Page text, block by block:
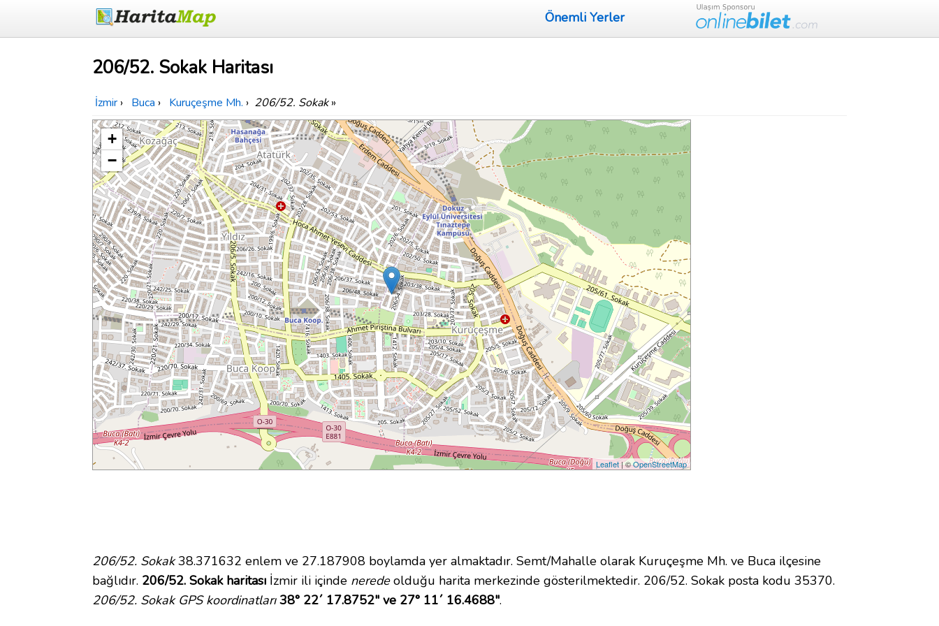
Önemli Yerler
206/52. Sokak Haritası
İzmir › Buca › Kuruçeşme Mh. › 206/52. Sokak»
+
−
Leaflet| ©OpenStreetMap
206/52. Sokak38.371632 enlem ve 27.187908 boylamda yer almaktadır. Semt/Mahalle olarak Kuruçeşme Mh. ve Buca ilçesine
bağlıdır. 206/52. Sokak haritası İzmir ili içinde neredeolduğu harita merkezinde gösterilmektedir. 206/52. Sokak posta kodu 35370.
206/52. Sokak GPS koordinatları 38° 22´ 17.8752" ve 27° 11´ 16.4688".